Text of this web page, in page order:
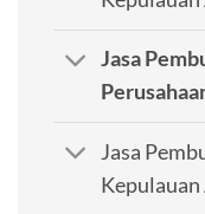
Jasa
Jasa
Kepulauan